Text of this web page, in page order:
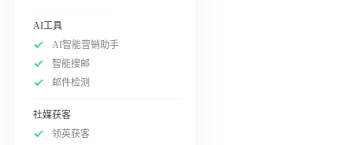
AI工具
AI智能营销助手
智能搜邮
邮件检测
社媒获客
领英获客